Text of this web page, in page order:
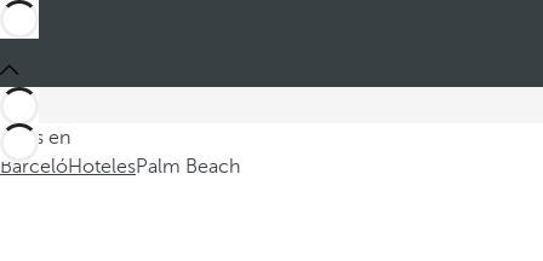
Estás en
BarcelóHotelesPalm Beach